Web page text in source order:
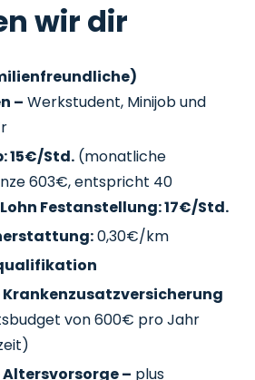
wir dir
– Werkstudent, Minijob und
15€/Std. (monatliche
603€, entspricht 40
Lohn Festanstellung: 17€/Std.
0,30€/km
von 600€ pro Jahr
– plus